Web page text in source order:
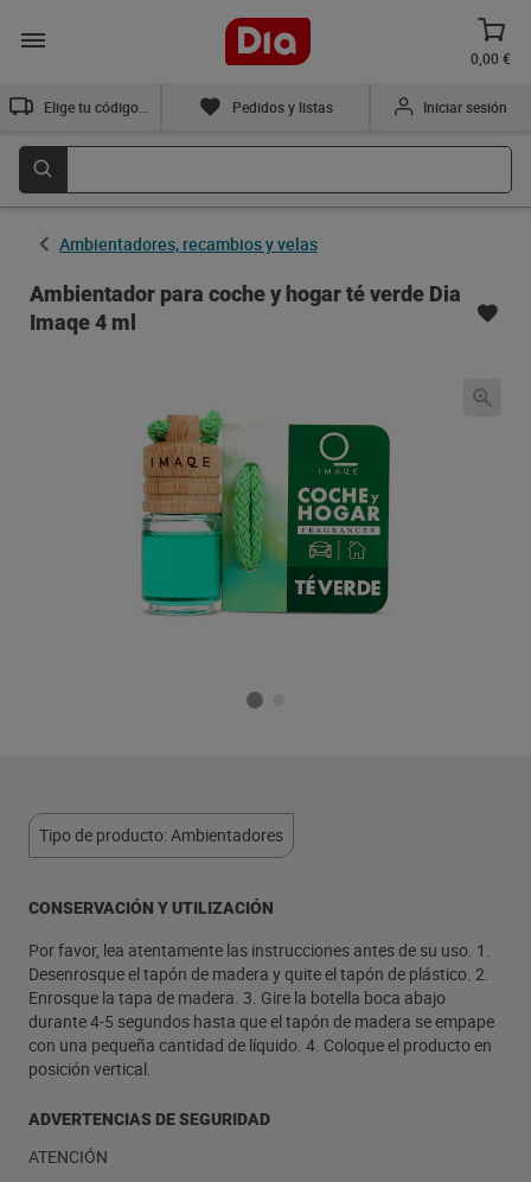
0,00 €
Pedidos y listas Iniciar sesión
Ambientadores, recambios y velas
Ambientador para coche y hogar té verde Dia
Imaqe 4 ml
Tipo de producto: Ambientadores
CONSERVACIÓN Y UTILIZACIÓN
Por favor, lea atentamente las instrucciones antes de su uso. 1.
Desenrosque el tapón de madera y quite el tapón de plástico. 2.
Enrosque la tapa de madera. 3. Gire la botella boca abajo
durante 4-5 segundos hasta que el tapón de madera se empape
con una pequeña cantidad de líquido. 4. Coloque el producto en
posición vertical.
ADVERTENCIAS DE SEGURIDAD
ATENCIÓN